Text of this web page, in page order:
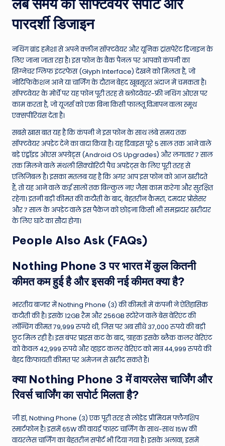
लंबे समय का सॉफ्टवेयर सपोर्ट और
पारदर्शी डिजाइन
नथिंग ब्रांड हमेशा से अपने क्लीन सॉफ्टवेयर और यूनिक ट्रांसपेरेंट डिजाइन के
लिए जाना जाता रहा है। इस फोन के बैक पैनल पर आपको कंपनी का
सिग्नेचर ग्लिफ इंटरफेस (Glyph Interface) देखने को मिलता है, जो
नोटिफिकेशन आने या चार्जिंग के दौरान बेहद खूबसूरत अंदाज में चमकता है।
सॉफ्टवेयर के मोर्चे पर यह फोन पूरी तरह से ब्लोटवेयर-फ्री नथिंग ओएस पर
काम करता है, जो यूजर्स को एक बिना किसी फालतू विज्ञापन वाला स्मूथ
एक्सपीरियंस देता है।
सबसे खास बात यह है कि कंपनी ने इस फोन के साथ लंबे समय तक
सॉफ्टवेयर अपडेट देने का वादा किया है। यह डिवाइस पूरे 5 साल तक आने वाले
बड़े एंड्रॉइड ओएस अपग्रेड्स (Android OS Upgrades) और लगातार 7 साल
तक मिलने वाले मंथली सिक्योरिटी पैच अपडेट्स के लिए पूरी तरह से
एलिजिबल है। इसका मतलब यह है कि अगर आप इस फोन को आज खरीदते
हैं, तो यह आने वाले कई सालों तक बिल्कुल नए जैसा काम करेगा और सुरक्षित
रहेगा। इतनी बड़ी कीमत की कटौती के बाद, बेहतरीन कैमरा, दमदार प्रोसेसर
और 7 साल के अपडेट वाले इस पैकेज को छोड़ना किसी भी समझदार खरीदार
के लिए घाटे का सौदा होगा।
People Also Ask (FAQs)
Nothing Phone 3 पर भारत में कुल कितनी
कीमत कम हुई है और इसकी नई कीमत क्या है?
भारतीय बाजार में Nothing Phone (3) की कीमतों में कंपनी ने ऐतिहासिक
कटौती की है। इसके 12GB रैम और 256GB स्टोरेज वाले बेस वेरिएंट की
लॉन्चिंग कीमत 79,999 रुपये थी, जिस पर अब सीधे 37,000 रुपये की बड़ी
छूट मिल रही है। इस बंपर प्राइस कट के बाद, ग्राहक इसके ब्लैक कलर वेरिएंट
को केवल 42,999 रुपये और व्हाइट कलर वेरिएंट को मात्र 44,999 रुपये की
बेहद किफायती कीमत पर अमेजन से खरीद सकते हैं।
क्या Nothing Phone 3 में वायरलेस चार्जिंग और
रिवर्स चार्जिंग का सपोर्ट मिलता है?
जी हां, Nothing Phone (3) एक पूरी तरह से लोडेड प्रीमियम फ्लैगशिप
स्मार्टफोन है। इसमें 65W की वायर्ड फास्ट चार्जिंग के साथ-साथ 15W की
वायरलेस चार्जिंग का बेहतरीन सपोर्ट भी दिया गया है। इसके अलावा, इसमें